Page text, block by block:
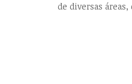
de diversas